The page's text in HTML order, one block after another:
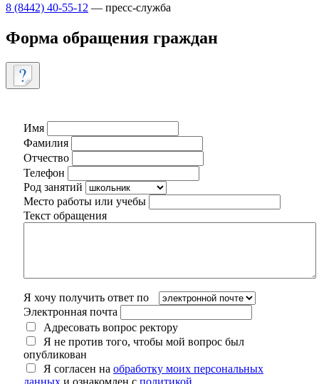
8 (8442) 40-55-12 — пресс-служба
Форма обращения граждан
Имя
Фамилия
Отчество
Телефон
Род занятий
Место работы или учебы
Текст обращения
Я хочу получить ответ по
Электронная почта
Адресовать вопрос ректору
Я не против того, чтобы мой вопрос был
опубликован
Я согласен на обработку моих персональных